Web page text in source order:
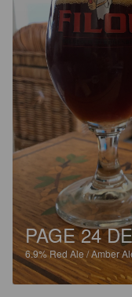
PAGE 24
6.9%Red Ale / Amber